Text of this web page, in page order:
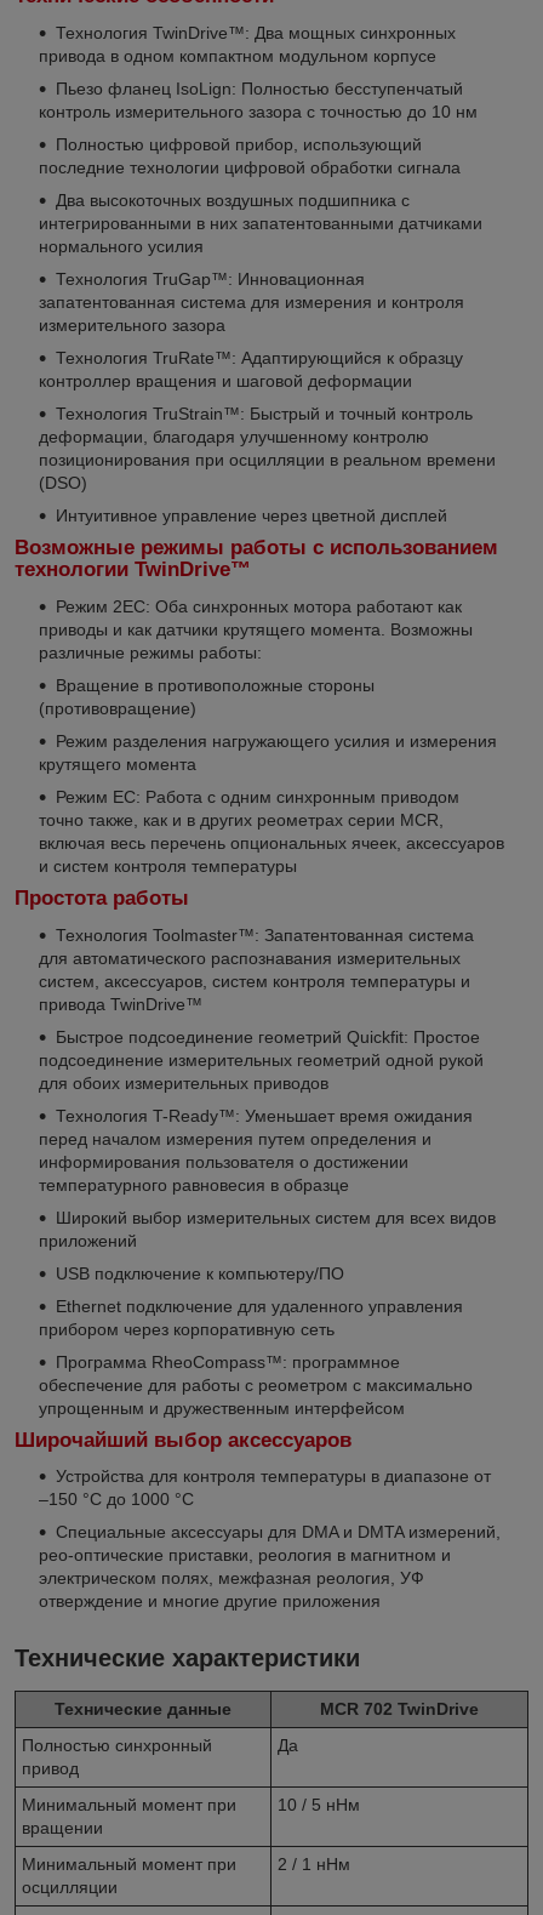
Технология TwinDrive™: Два мощных синхронных
привода в одном компактном модульном корпусе
Пьезо фланец IsoLign: Полностью бесступенчатый
контроль измерительного зазора с точностью до 10 нм
Полностью цифровой прибор, использующий
последние технологии цифровой обработки сигнала
Два высокоточных воздушных подшипника с
интегрированными в них запатентованными датчиками
нормального усилия
Технология TruGap™: Инновационная
запатентованная система для измерения и контроля
измерительного зазора
Технология TruRate™: Адаптирующийся к образцу
контроллер вращения и шаговой деформации
Технология TruStrain™: Быстрый и точный контроль
деформации, благодаря улучшенному контролю
позиционирования при осцилляции в реальном времени
(DSO)
Интуитивное управление через цветной дисплей
Возможные режимы работы с использованием
технологии TwinDrive™
Режим 2EC: Оба синхронных мотора работают как
приводы и как датчики крутящего момента. Возможны
различные режимы работы:
Вращение в противоположные стороны
(противовращение)
Режим разделения нагружающего усилия и измерения
крутящего момента
Режим EC: Работа с одним синхронным приводом
точно также, как и в других реометрах серии MCR,
включая весь перечень опциональных ячеек, аксессуаров
и систем контроля температуры
Простота работы
Технология Toolmaster™: Запатентованная система
для автоматического распознавания измерительных
систем, аксессуаров, систем контроля температуры и
привода TwinDrive™
Быстрое подсоединение геометрий Quickfit: Простое
подсоединение измерительных геометрий одной рукой
для обоих измерительных приводов
Технология T-Ready™: Уменьшает время ожидания
перед началом измерения путем определения и
информирования пользователя о достижении
температурного равновесия в образце
Широкий выбор измерительных систем для всех видов
приложений
USB подключение к компьютеру/ПО
Ethernet подключение для удаленного управления
прибором через корпоративную сеть
Программа RheoCompass™: программное
обеспечение для работы с реометром с максимально
упрощенным и дружественным интерфейсом
Широчайший выбор аксессуаров
Устройства для контроля температуры в диапазоне от
–150 °C до 1000 °C
Специальные аксессуары для DMA и DMTA измерений,
рео-оптические приставки, реология в магнитном и
электрическом полях, межфазная реология, УФ
отверждение и многие другие приложения
Технические характеристики
Технические данные
MCR 702 TwinDrive
Полностью синхронный
привод
Да
Минимальный момент при
вращении
10 / 5 нНм
Минимальный момент при
осцилляции
2 / 1 нНм